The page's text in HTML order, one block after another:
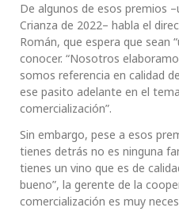
De algunos de esos premios
Crianza de 2022– habla el
Román, que espera que sean
conocer. “Nosotros
somos referencia en calidad
ese pasito adelante en el
comercialización”.
Sin embargo, pese a esos
tienes detrás no es ninguna
tienes un vino que es de
bueno”, la gerente de la
comercialización es muy